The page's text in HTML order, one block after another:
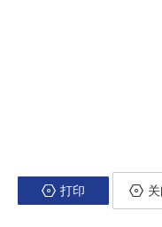
打印